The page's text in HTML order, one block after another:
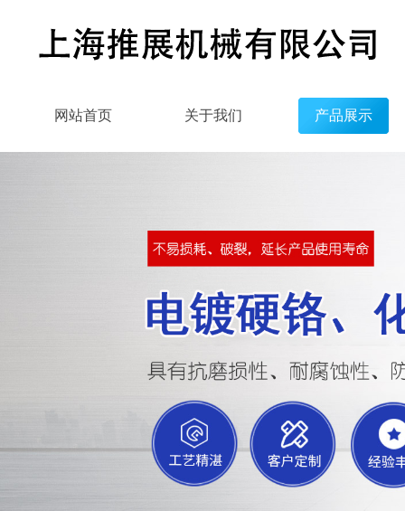
网站首页 关于我们 产品展示